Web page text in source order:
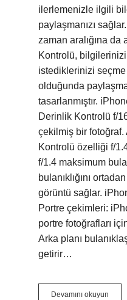
ilerlemenizle ilgili
paylaşmanızı
zaman aralığına
Kontrolü,
istediklerinizi
olduğunda
tasarlanmıştır.
Derinlik Kontrolü f/
çekilmiş bir fotoğraf.
Kontrolü özelliği f/
f/1.4 maksimum
bulanıklığını
görüntü sağlar.
Portre çekimleri:
portre fotoğrafları
Arka planı
getirir…
Devamını okuyun